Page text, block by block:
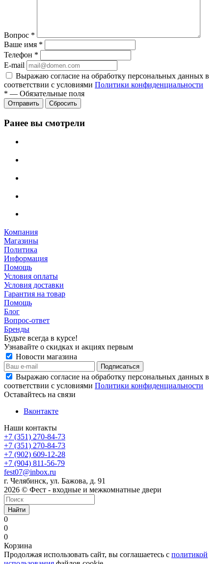
Вопрос *
Ваше имя *
Телефон *
E-mail
Выражаю согласие на обработку персональных данных в
соответствии с условиями Политики конфиденциальности
* — Обязательные поля
Отправить Сбросить
Ранее вы смотрели
Компания
Магазины
Политика
Информация
Помощь
Условия оплаты
Условия доставки
Гарантия на товар
Помощь
Блог
Вопрос-ответ
Бренды
Будьте всегда в курсе!
Узнавайте о скидках и акциях первым
Новости магазина
Выражаю согласие на обработку персональных данных в
соответствии с условиями Политики конфиденциальности
Оставайтесь на связи
Вконтакте
Наши контакты
+7 (351) 270-84-73
+7 (351) 270-84-73
+7 (902) 609-12-28
+7 (904) 811-56-79
fest07@inbox.ru
г. Челябинск, ул. Бажова, д. 91
2026 © Фест - входные и межкомнатные двери
Найти
0
0
0
Корзина
Продолжая использовать сайт, вы соглашаетесь с политикой